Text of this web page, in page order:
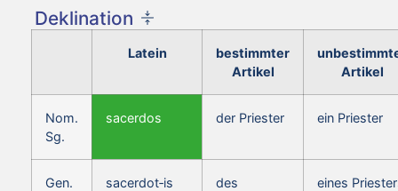
Deklination
Latein
bestimmter
Artikel
Artikel
Nom.
Sg.
sacerdos der Priester ein Priester
Gen.
sacerdot‑is
des
eines